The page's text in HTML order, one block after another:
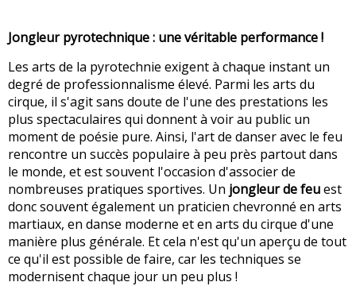
Jongleur pyrotechnique : une véritable performance !
Les arts de la pyrotechnie exigent à chaque instant un
degré de professionnalisme élevé. Parmi les arts du
cirque, il s'agit sans doute de l'une des prestations les
plus spectaculaires qui donnent à voir au public un
moment de poésie pure. Ainsi, l'art de danser avec le feu
rencontre un succès populaire à peu près partout dans
le monde, et est souvent l'occasion d'associer de
nombreuses pratiques sportives. Un jongleur de feuest
donc souvent également un praticien chevronné en arts
martiaux, en danse moderne et en arts du cirque d'une
manière plus générale. Et cela n'est qu'un aperçu de tout
ce qu'il est possible de faire, car les techniques se
modernisent chaque jour un peu plus !